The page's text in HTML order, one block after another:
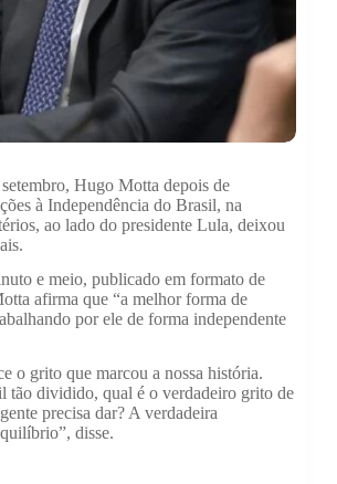
Hugo Motta depois de
à Independência do Brasil, na
ao lado do presidente Lula, deixou
e meio, publicado em formato de
afirma que “a melhor forma de
por ele de forma independente
o grito que marcou a nossa história.
tão dividido, qual é o verdadeiro grito de
precisa dar? A verdadeira
disse.